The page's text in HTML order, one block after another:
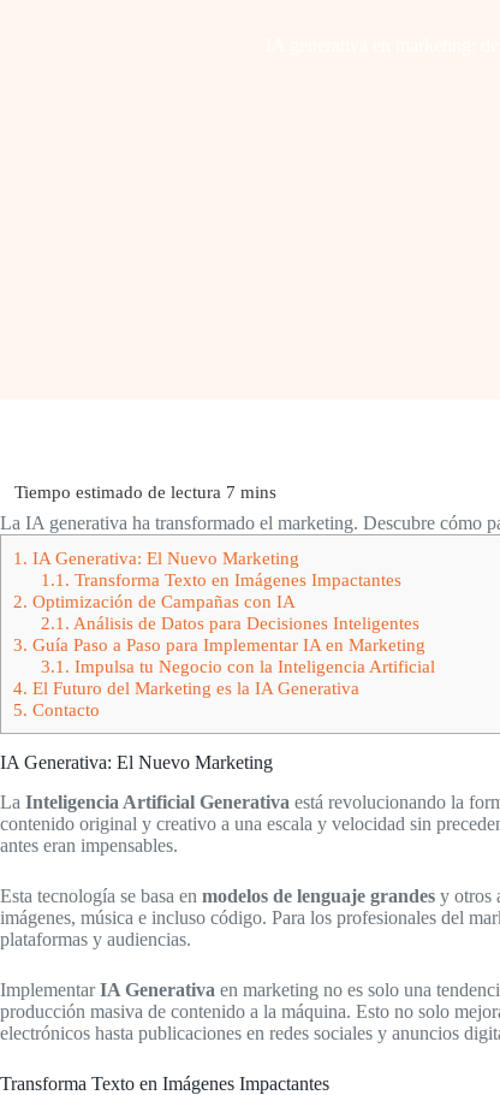
La IA generativa ha transformado el marketing. Descubre cómo
1. IA Generativa: El Nuevo Marketing
1.1. Transforma Texto en Imágenes Impactantes
2. Optimización de Campañas con IA
2.1. Análisis de Datos para Decisiones Inteligentes
3. Guía Paso a Paso para Implementar IA en Marketing
3.1. Impulsa tu Negocio con la Inteligencia Artificial
4. El Futuro del Marketing es la IA Generativa
5. Contacto
IA Generativa: El Nuevo Marketing
La Inteligencia Artificial Generativa está revolucionando la
contenido original y creativo a una escala y velocidad sin
antes eran impensables.
Esta tecnología se basa en modelos de lenguaje grandes y otros
imágenes, música e incluso código. Para los profesionales del
plataformas y audiencias.
ImplementarIA Generativa en marketing no es solo una
producción masiva de contenido a la máquina. Esto no solo
electrónicos hasta publicaciones en redes sociales y anuncios
Transforma Texto en Imágenes Impactantes